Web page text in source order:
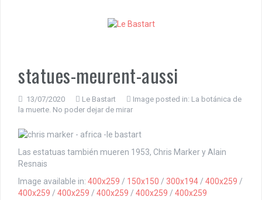
statues-meurent-aussi
13/07/2020 Le Bastart Image posted in: La botánica de
la muerte. No poder dejar de mirar
Las estatuas también mueren 1953, Chris Marker y Alain
Resnais
Image available in: 400x259 / 150x150 / 300x194 / 400x259 /
400x259 / 400x259 / 400x259 / 400x259 / 400x259